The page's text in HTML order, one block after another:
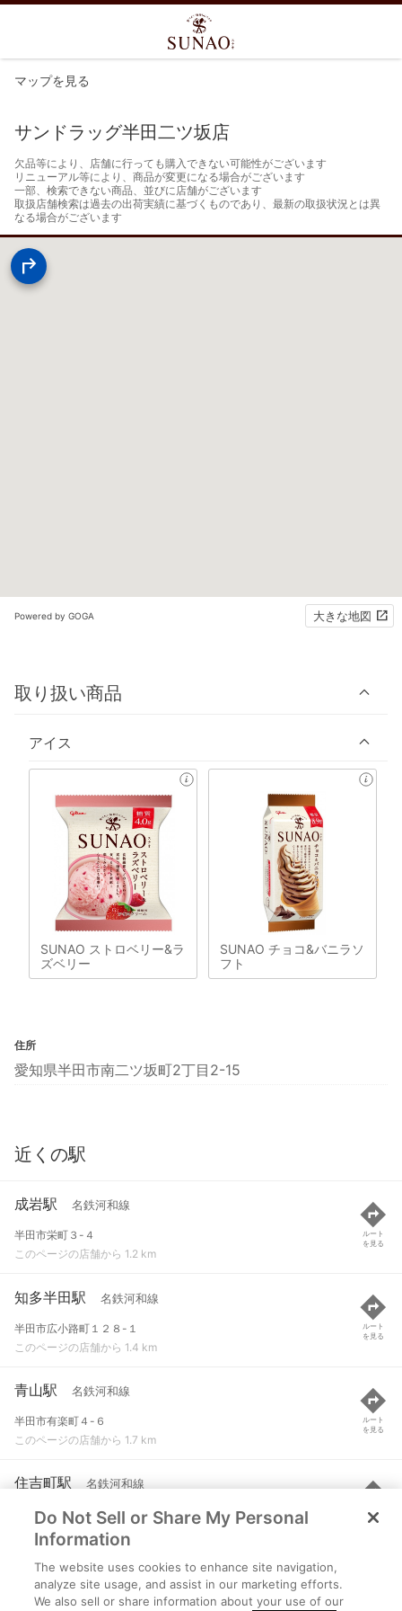
マップを見る
サンドラッグ半田二ツ坂店
欠品等により、店舗に行っても購入できない可能性がございます
リニューアル等により、商品が変更になる場合がございます
一部、検索できない商品、並びに店舗がございます
取扱店舗検索は過去の出荷実績に基づくものであり、最新の取扱状況とは異
なる場合がございます
Powered by GOGA 大きな地図
取り扱い商品
アイス
SUNAO ストロベリー&ラ
ズベリー
SUNAO チョコ&バニラソ
フト
住所
愛知県半田市南二ツ坂町2丁目2-15
近くの駅
成岩駅 名鉄河和線
半田市栄町３-４
このページの店舗から 1.2 km
ルート
を見る
知多半田駅 名鉄河和線
半田市広小路町１２８-１
このページの店舗から 1.4 km
ルート
を見る
青山駅 名鉄河和線
半田市有楽町４-６
このページの店舗から 1.7 km
ルート
を見る
住吉町駅 名鉄河和線
半田市宮路町１５６-２
このページの店舗から 1.7 km
ルート
を見る
半田駅 JR武豊線
半田市御幸町
Do Not Sell or Share My Personal
Information
The website uses cookies to enhance site navigation,
analyze site usage, and assist in our marketing efforts.
We also sell or share information about your use of our